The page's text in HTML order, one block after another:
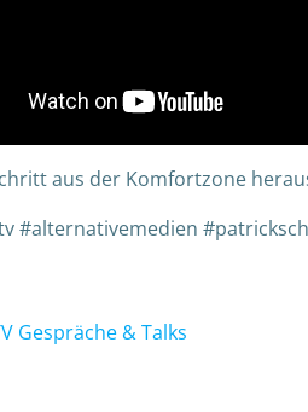
aus der Komfortzone
#alternativemedien
Gespräche & Talks